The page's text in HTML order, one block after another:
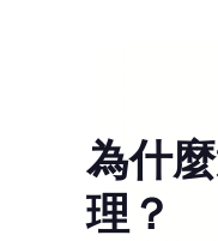
為什
理？